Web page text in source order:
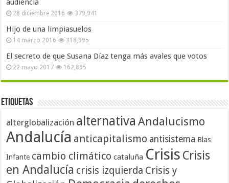
audiencia
28 diciembre 2016 379,941
Hijo de una limpiasuelos
14 marzo 2016 318,995
El secreto de que Susana Díaz tenga más avales que votos
22 mayo 2017 162,895
Etiquetas
alterglobalización alternativa Andalucismo
Andalucía anticapitalismo antisistema Blas
Infante cambio climático cataluña Crisis Crisis
en Andalucía crisis izquierda Crisis y